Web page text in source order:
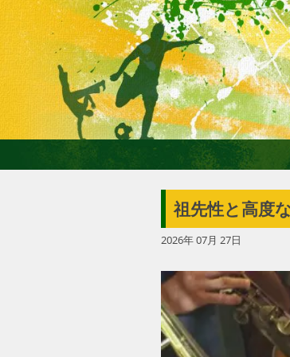
祖先性と高度
2026年 07月 27日